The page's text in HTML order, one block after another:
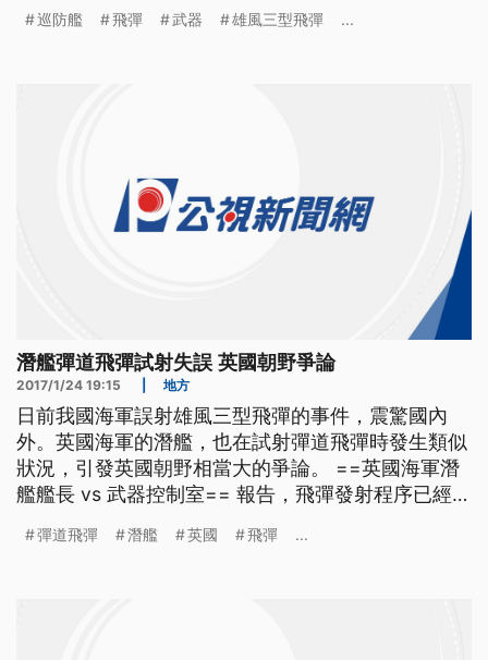
防艦。海軍對此不願多說，只表示目前各項設計都是
巡防艦 飛彈 武器 雄風三型飛彈 ...
潛艦彈道飛彈試射失誤 英國朝野爭論
2017/1/24 19:15 地方
日前我國海軍誤射雄風三型飛彈的事件，震驚國內
外。英國海軍的潛艦，也在試射彈道飛彈時發生類似
狀況，引發英國朝野相當大的爭論。 ==英國海軍潛
艦艦長 vs 武器控制室== 報告，飛彈發射程序已經啟
彈已發射... 畫面上就是英國海軍的核武潛艦，測試長
彈道飛彈 潛艦 英國 飛彈 ...